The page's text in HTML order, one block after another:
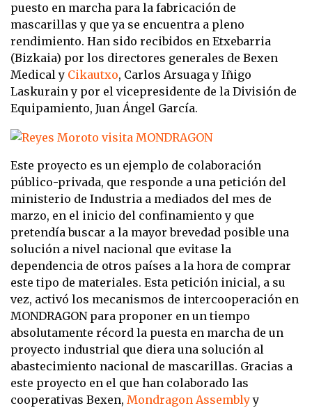
puesto en marcha para la fabricación de
mascarillas y que ya se encuentra a pleno
rendimiento. Han sido recibidos en Etxebarria
(Bizkaia) por los directores generales de Bexen
Medical y Cikautxo, Carlos Arsuaga y Iñigo
Laskurain y por el vicepresidente de la División de
Equipamiento, Juan Ángel García.
Este proyecto es un ejemplo de colaboración
público-privada, que responde a una petición del
ministerio de Industria a mediados del mes de
marzo, en el inicio del confinamiento y que
pretendía buscar a la mayor brevedad posible una
solución a nivel nacional que evitase la
dependencia de otros países a la hora de comprar
este tipo de materiales. Esta petición inicial, a su
vez, activó los mecanismos de intercooperación en
MONDRAGON para proponer en un tiempo
absolutamente récord la puesta en marcha de un
proyecto industrial que diera una solución al
abastecimiento nacional de mascarillas. Gracias a
este proyecto en el que han colaborado las
cooperativas Bexen, Mondragon Assemblyy